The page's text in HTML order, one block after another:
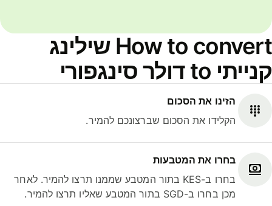
How to convert שילינג
קנייתי to דולר סינגפורי
הזינו את הסכום
הקלידו את הסכום שברצונכם להמיר.
בחרו את המטבעות
בחרו ב-KES בתור המטבע שממנו תרצו להמיר. לאחר
מכן בחרו ב-SGD בתור המטבע שאליו תרצו להמיר.